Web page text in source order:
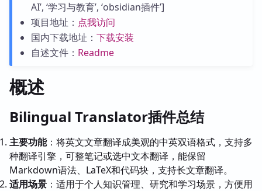
AI’, ‘学习与教育’, ‘obsidian插件’]
项目地址： 点我访问
国内下载地址： 下载安装
自述文件： Readme
概述
Bilingual Translator插件总结
主要功能：将英文文章翻译成美观的中英双语格式，支持多
种翻译引擎，可整笔记或选中文本翻译，能保留
Markdown语法、LaTeX和代码块，支持长文章翻译。
适用场景 ：适用于个人知识管理、研究和学习场景，方便用